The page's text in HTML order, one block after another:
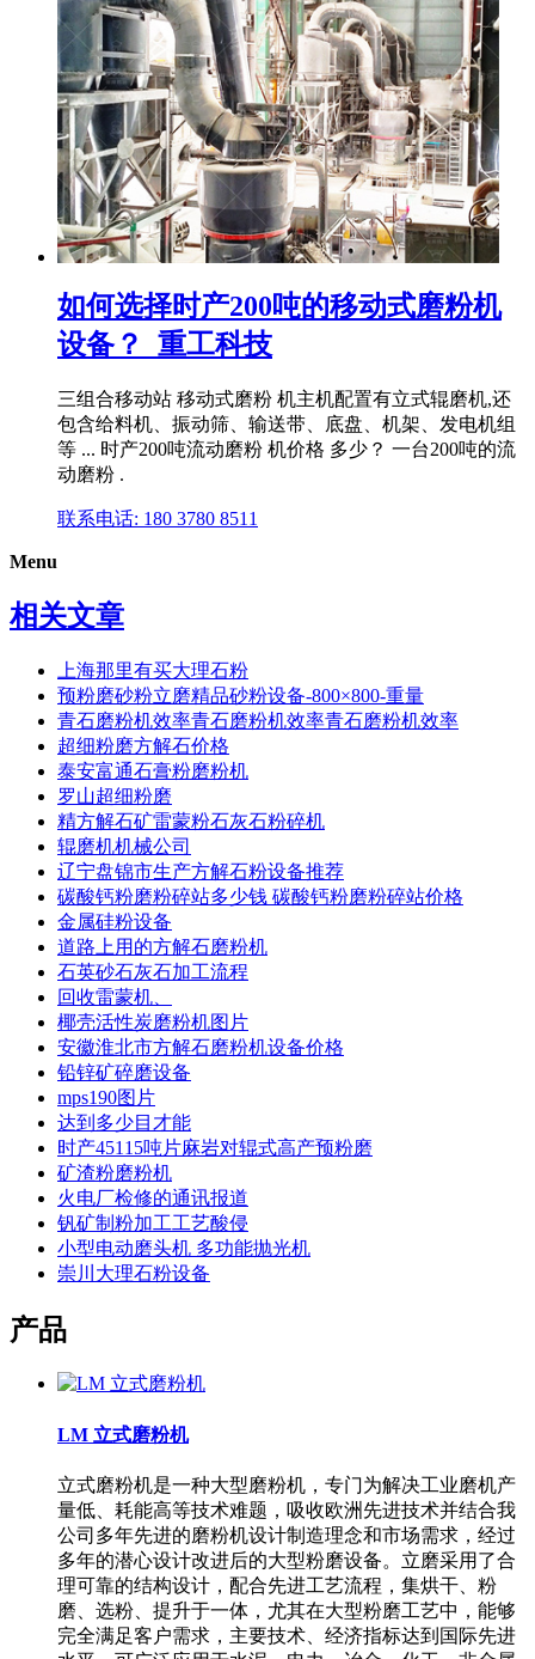
如何选择时产200吨的移动式磨粉机
设备？_重工科技
三组合移动站 移动式磨粉 机主机配置有立式辊磨机,还
包含给料机、振动筛、输送带、底盘、机架、发电机组
等 ... 时产200吨流动磨粉 机价格 多少？ 一台200吨的流
动磨粉 .
联系电话: 180 3780 8511
Menu
相关文章
上海那里有买大理石粉
预粉磨砂粉立磨精品砂粉设备-800×800-重量
青石磨粉机效率青石磨粉机效率青石磨粉机效率
超细粉磨方解石价格
泰安富通石膏粉磨粉机
罗山超细粉磨
精方解石矿雷蒙粉石灰石粉碎机
辊磨机机械公司
辽宁盘锦市生产方解石粉设备推荐
碳酸钙粉磨粉碎站多少钱 碳酸钙粉磨粉碎站价格
金属硅粉设备
道路上用的方解石磨粉机
石英砂石灰石加工流程
回收雷蒙机、
椰壳活性炭磨粉机图片
安徽淮北市方解石磨粉机设备价格
铅锌矿碎磨设备
mps190图片
达到多少目才能
时产45115吨片麻岩对辊式高产预粉磨
矿渣粉磨粉机
火电厂检修的通讯报道
钒矿制粉加工工艺酸侵
小型电动磨头机 多功能抛光机
崇川大理石粉设备
产品
LM 立式磨粉机
立式磨粉机是一种大型磨粉机，专门为解决工业磨机产
量低、耗能高等技术难题，吸收欧洲先进技术并结合我
公司多年先进的磨粉机设计制造理念和市场需求，经过
多年的潜心设计改进后的大型粉磨设备。立磨采用了合
理可靠的结构设计，配合先进工艺流程，集烘干、粉
磨、选粉、提升于一体，尤其在大型粉磨工艺中，能够
完全满足客户需求，主要技术、经济指标达到国际先进